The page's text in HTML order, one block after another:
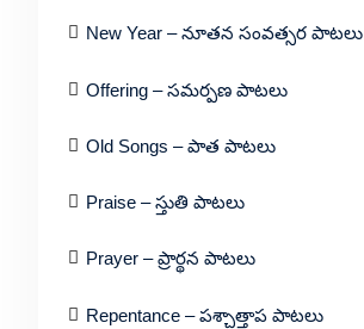
New Year – నూతన సంవత్సర పాటలు
Offering – సమర్పణ పాటలు
Old Songs – పాత పాటలు
Praise – స్తుతి పాటలు
Prayer – ప్రార్థన పాటలు
Repentance – పశ్చాత్తాప పాటలు